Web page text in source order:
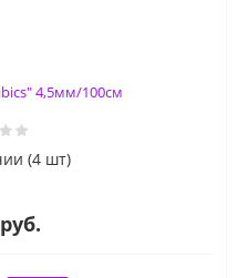
4,5мм/100см
(4 шт)